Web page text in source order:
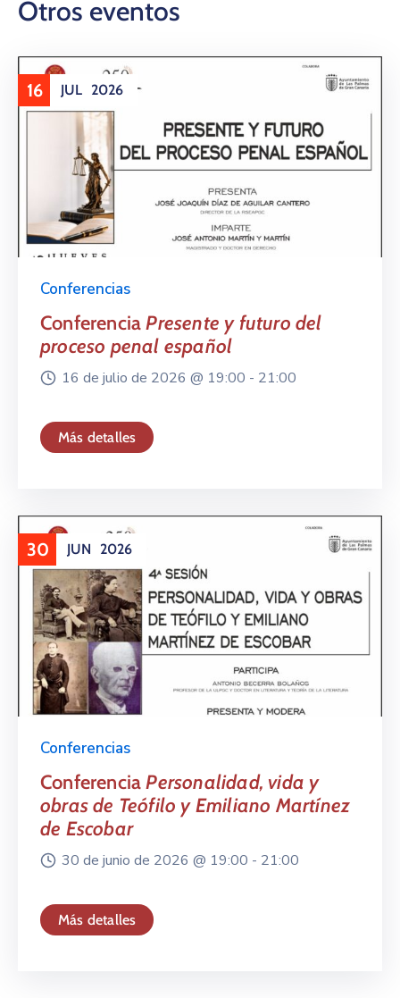
Otros eventos
16 JUL 2026
Conferencias
ConferenciaPresente y futuro del
proceso penal español
16 de julio de 2026 @ 19:00 - 21:00
Más detalles
30 JUN 2026
Conferencias
ConferenciaPersonalidad, vida y
obras de Teófilo y Emiliano Martínez
de Escobar
30 de junio de 2026 @ 19:00 - 21:00
Más detalles